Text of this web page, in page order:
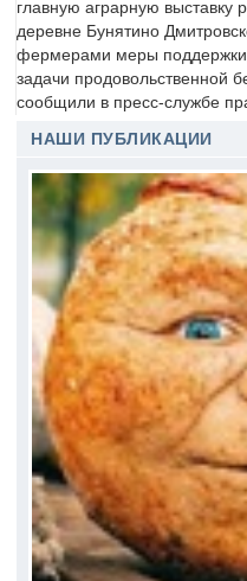
главную аграрную выставку
деревне Бунятино
фермерами меры
задачи продовольственной
сообщили в пресс-службе
НАШИ ПУБЛИКАЦИИ